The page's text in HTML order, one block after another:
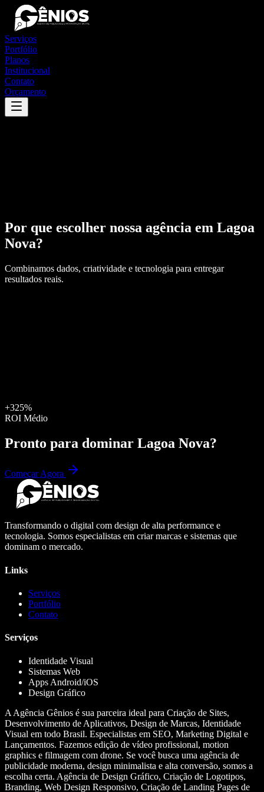
Serviços
Portfólio
Planos
Institucional
Contato
Orçamento
Por que escolher nossa agência em Lagoa
Nova?
Combinamos dados, criatividade e tecnologia para entregar
resultados reais.
+325%
ROI Médio
Pronto para dominar Lagoa Nova?
Começar Agora
Transformando o digital com design de alta performance e
tecnologia. Somos especialistas em criar marcas e sistemas que
dominam o mercado.
Links
Serviços
Portfólio
Contato
Serviços
Identidade Visual
Sistemas Web
Apps Android/iOS
Design Gráfico
A Agência Gênios é sua parceira ideal para Criação de Sites,
Desenvolvimento de Aplicativos, Design de Marcas, Identidade
Visual em todo Brasil. Especialistas em SEO, Marketing Digital e
Lançamentos. Fazemos edição de vídeo profissional, motion
graphics e filmagem com drone. Se você busca uma agência de
publicidade moderna, design minimalista e alta conversão, somos a
escolha certa. Agência de Design Gráfico, Criação de Logotipos,
Branding, Web Design Responsivo, Criação de Landing Pages de